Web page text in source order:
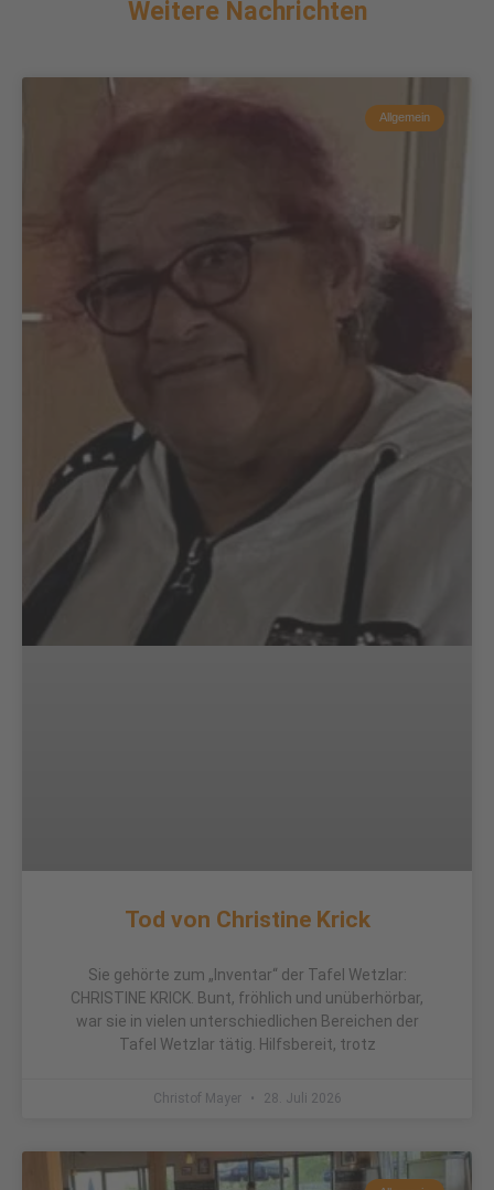
Weitere Nachrichten
Allgemein
Tod von Christine Krick
Sie gehörte zum „Inventar“ der Tafel Wetzlar:
CHRISTINE KRICK. Bunt, fröhlich und unüberhörbar,
war sie in vielen unterschiedlichen Bereichen der
Tafel Wetzlar tätig. Hilfsbereit, trotz
Christof Mayer 28. Juli 2026